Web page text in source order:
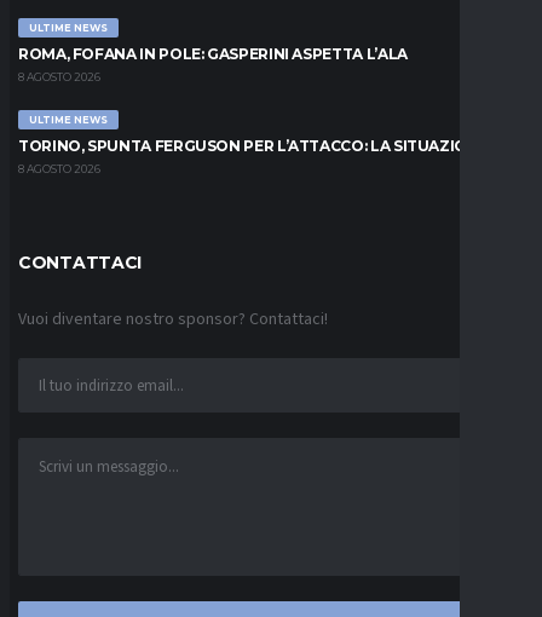
ULTIME NEWS
ROMA, FOFANA IN POLE: GASPERINI ASPETTA L’ALA
8 AGOSTO 2026
ULTIME NEWS
TORINO, SPUNTA FERGUSON PER L’ATTACCO: LA SITUAZIONE
8 AGOSTO 2026
CONTATTACI
Vuoi diventare nostro sponsor? Contattaci!